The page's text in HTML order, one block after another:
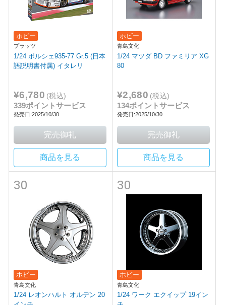
ホビー
プラッツ
1/24 ポルシェ935-77 Gr.5 (日本
語説明書付属) イタレリ
¥6,780 (税込)
339ポイントサービス
発売日:2025/10/30
商品を見る
ホビー
青島文化
1/24 マツダ BD ファミリア XG
80
¥2,680 (税込)
134ポイントサービス
発売日:2025/10/30
商品を見る
30
ホビー
青島文化
1/24 レオンハルト オルデン 20
30
ホビー
青島文化
1/24 ワーク エクイップ 19イン